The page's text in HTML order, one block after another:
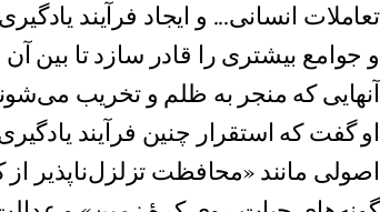
تعاملات انسانی... و ایجاد فرآیند
و جوامع بیشتری را قادر سازد تا بین
آنهایی که منجر به ظلم و تخریب
او گفت که استقرار چنین فرآیند
اصولی مانند «محافظت تزلزل‌ناپذیر از